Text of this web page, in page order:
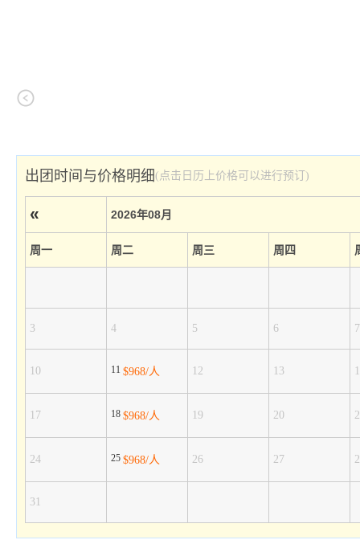
出团时间与价格明细(点击日历上价格可以进行预订)
« 2026年08月
周一 周二 周三 周四
3 4 5 6 7
10 11 $968/人 12 13
17 18 $968/人 19 20
24 25 $968/人 26 27
31